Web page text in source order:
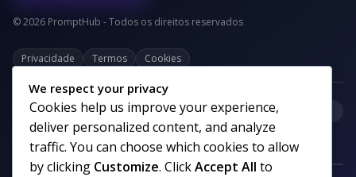
© 2026 PromptHub - Todos os direitos reservados
Privacidade Termos Cookies
Categorias
We respect your privacy
Cookies help us improve your experience,
deliver personalized content, and analyze
traffic. You can choose which cookies to allow
by clicking Customize. ClickAccept All to